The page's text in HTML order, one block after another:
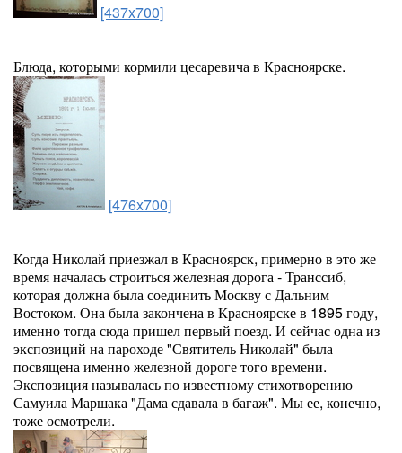
[437x700]
Блюда, которыми кормили цесаревича в Красноярске.
[476x700]
Когда Николай приезжал в Красноярск, примерно в это же
время началась строиться железная дорога - Транссиб,
которая должна была соединить Москву с Дальним
Востоком. Она была закончена в Красноярске в 1895 году,
именно тогда сюда пришел первый поезд. И сейчас одна из
экспозиций на пароходе "Святитель Николай" была
посвящена именно железной дороге того времени.
Экспозиция называлась по известному стихотворению
Самуила Маршака "Дама сдавала в багаж". Мы ее, конечно,
тоже осмотрели.